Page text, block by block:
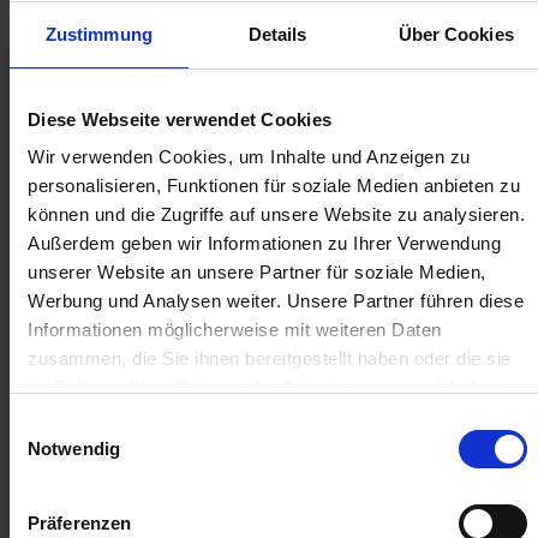
Zustimmung Details Über Cookies
Diese Webseite verwendet Cookies
Wir verwenden Cookies, um Inhalte und Anzeigen zu
personalisieren, Funktionen für soziale Medien anbieten zu
können und die Zugriffe auf unsere Website zu analysieren.
Außerdem geben wir Informationen zu Ihrer Verwendung
unserer Website an unsere Partner für soziale Medien,
Werbung und Analysen weiter. Unsere Partner führen diese
Informationen möglicherweise mit weiteren Daten
zusammen, die Sie ihnen bereitgestellt haben oder die sie
Notwendig
Präferenzen
zzgl. MwSt.
384,94 € / St
IN DEN
WARENKORB
zzgl. MwSt.
4,51 € / St
Anmelden für Ihren persönlichen Preis
4,46 € / St
4,46 € pro 1 Stück
Auf Lager